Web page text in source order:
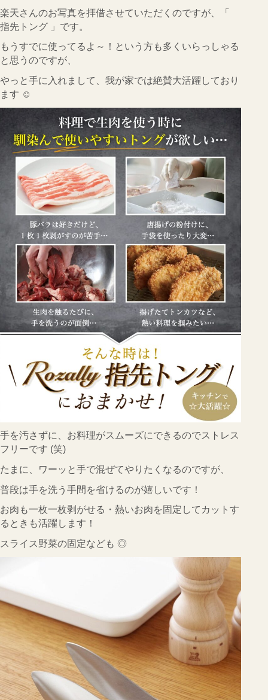
楽天さんのお写真を拝借させていただくのですが、「
指先トング 」です。
もうすでに使ってるよ～！という方も多くいらっしゃる
と思うのですが、
やっと手に入れまして、我が家では絶賛大活躍しており
ます ☺
手を汚さずに、お料理がスムーズにできるのでストレス
フリーです (笑)
たまに、ワーッと手で混ぜてやりたくなるのですが、
普段は手を洗う手間を省けるのが嬉しいです！
お肉も一枚一枚剥がせる・熱いお肉を固定してカットす
るときも活躍します！
スライス野菜の固定なども ◎